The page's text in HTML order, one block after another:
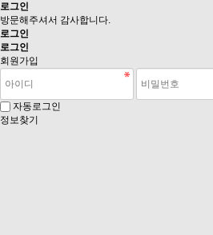
로그인
방문해주셔서 감사합니다.
로그인
로그인
회원가입
자동로그인
정보찾기